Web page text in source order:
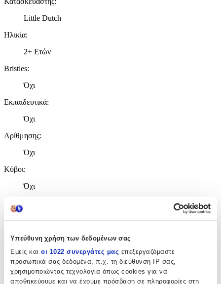
Υπεύθυνη χρήση των δεδομένων σας
Εμείς και οι 1022 συνεργάτες μας επεξεργαζόμαστε
προσωπικά σας δεδομένα, π.χ. τη διεύθυνση IP σας,
χρησιμοποιώντας τεχνολογία όπως cookies για να
αποθηκεύουμε και να έχουμε πρόσβαση σε πληροφορίες στη
Little Dutch
Ηλικία:
2+ Ετών
Bristles:
Όχι
Εκπαιδευτικά:
Όχι
Αρίθμησης:
Όχι
Κύβοι:
Όχι
Υλικό
Ξύλινα
+